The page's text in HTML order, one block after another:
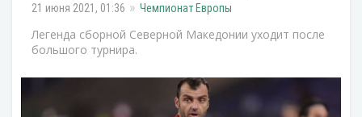
21 июня 2021, 01:36 Чемпионат Европы
Легенда сборной Северной Македонии уходит после
большого турнира.